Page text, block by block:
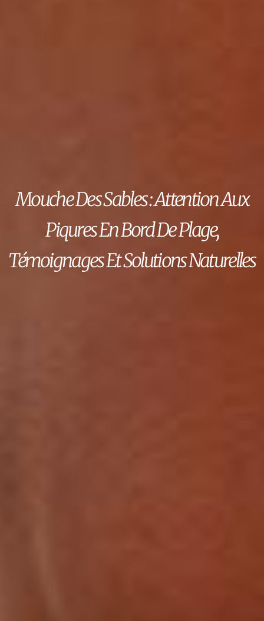
Mouche Des Sables : Attention Aux
Piqures En Bord De Plage,
Témoignages Et Solutions Naturelles